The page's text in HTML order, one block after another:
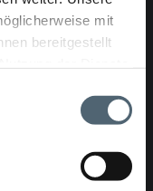
mit
bereitgestellt